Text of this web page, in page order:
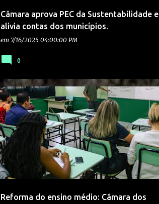
Câmara aprova PEC da Sustentabilidade e
alivia contas dos municípios.
em 7/16/2025 04:00:00 PM
0
Reforma do ensino médio: Câmara dos